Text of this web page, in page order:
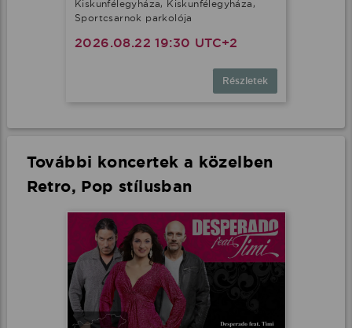
Kiskunfélegyháza, Kiskunfélegyháza,
Sportcsarnok parkolója
2026.08.22 19:30 UTC+2
Részletek
További koncertek a közelben
Retro, Pop stílusban